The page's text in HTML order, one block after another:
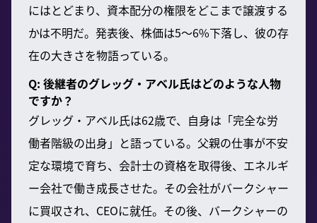
にはとどまり、資本配分の権限をどこまで譲渡する
かは不明だ。発表後、株価は5〜6%下落し、彼の存
在の大きさを物語っている。
Q: 後継者のグレッグ・アベル氏はどのような人物
ですか？
グレッグ・アベル氏は62歳で、自身は「完全な労
働者階級の出身」と語っている。父親の仕事が不安
定な環境で育ち、会計士の資格を取得後、エネルギ
ー会社で働き成長させた。その会社がバークシャー
に買収され、CEOに就任。その後、バークシャーの